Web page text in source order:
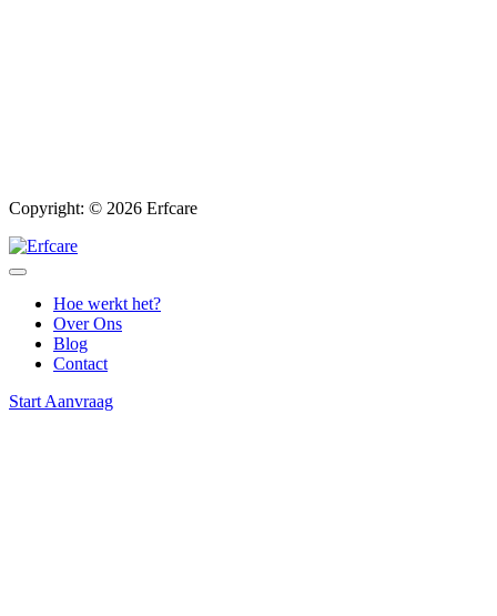
Copyright: © 2026 Erfcare
Hoe werkt het?
Over Ons
Blog
Contact
Start Aanvraag